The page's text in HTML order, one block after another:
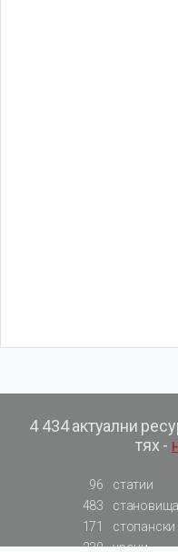
4 434 актуални
тях -
96
статии
483
171
230
уроци